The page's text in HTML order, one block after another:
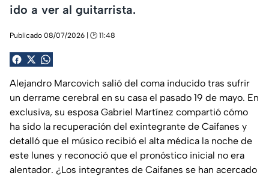
ido a ver al guitarrista.
Publicado 08/07/2026 | 🕑 11:48
Alejandro Marcovich salió del coma inducido tras sufrir
un derrame cerebral en su casa el pasado 19 de mayo. En
exclusiva, su esposa Gabriel Martínez compartió cómo
ha sido la recuperación del exintegrante de Caifanes y
detalló que el músico recibió el alta médica la noche de
este lunes y reconoció que el pronóstico inicial no era
alentador. ¿Los integrantes de Caifanes se han acercado